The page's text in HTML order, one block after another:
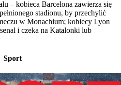
– kobieca Barcelona zawierza się
stadionu, by przechylić
w Monachium; kobiecy Lyon
i czeka na Katalonki lub
Sport